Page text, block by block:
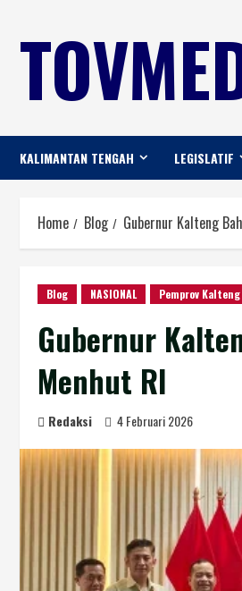
KALIMANTAN TENGAH LEGISLATIF
Home Blog Gubernur Kalteng
Blog NASIONAL Pemprov Kalteng
Gubernur
Menhut RI
Redaksi 4 Februari 2026